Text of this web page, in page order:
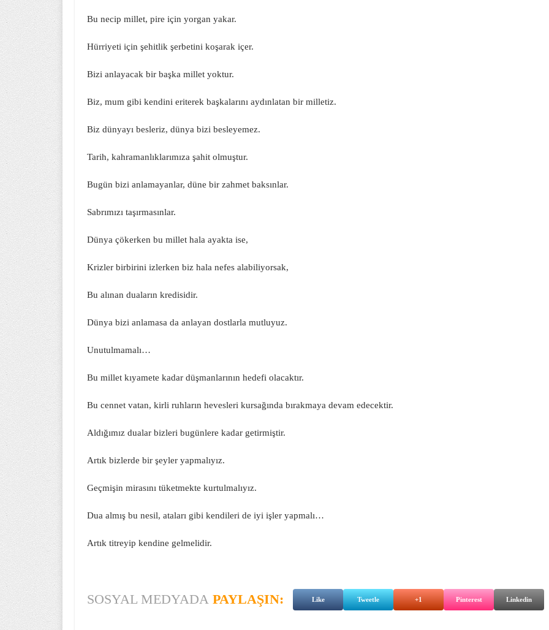
Bu necip millet, pire için yorgan yakar.
Hürriyeti için şehitlik şerbetini koşarak içer.
Bizi anlayacak bir başka millet yoktur.
Biz, mum gibi kendini eriterek başkalarını aydınlatan bir milletiz.
Biz dünyayı besleriz, dünya bizi besleyemez.
Tarih, kahramanlıklarımıza şahit olmuştur.
Bugün bizi anlamayanlar, düne bir zahmet baksınlar.
Sabrımızı taşırmasınlar.
Dünya çökerken bu millet hala ayakta ise,
Krizler birbirini izlerken biz hala nefes alabiliyorsak,
Bu alınan duaların kredisidir.
Dünya bizi anlamasa da anlayan dostlarla mutluyuz.
Unutulmamalı…
Bu millet kıyamete kadar düşmanlarının hedefi olacaktır.
Bu cennet vatan, kirli ruhların hevesleri kursağında bırakmaya devam edecektir.
Aldığımız dualar bizleri bugünlere kadar getirmiştir.
Artık bizlerde bir şeyler yapmalıyız.
Geçmişin mirasını tüketmekte kurtulmalıyız.
Dua almış bu nesil, ataları gibi kendileri de iyi işler yapmalı…
Artık titreyip kendine gelmelidir.
SOSYAL MEDYADA PAYLAŞIN: Like Tweetle +1 Pinterest Linkedin